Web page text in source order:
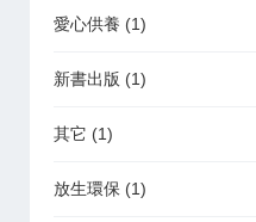
愛心供養 (1)
新書出版 (1)
其它 (1)
放生環保 (1)